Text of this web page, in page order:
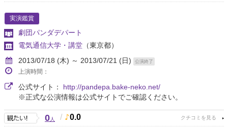
実演鑑賞
劇団パンダデパート
電気通信大学・講堂 （東京都）
2013/07/18 (木) ～ 2013/07/21 (日)
公演終了
上演時間：
公式サイト： http://pandepa.bake-neko.net/
※正式な公演情報は公式サイトでご確認ください。
0人 / 0.0